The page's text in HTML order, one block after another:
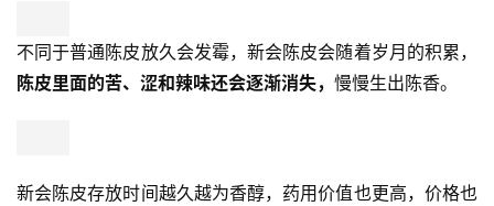
心
不同于普通陈皮放久会发霉，新会陈皮会随着岁月的积累，
陈皮里面的苦、涩和辣味还会逐渐消失， 慢慢生出陈香。
新会陈皮存放时间越久越为香醇，药用价值也更高，价格也